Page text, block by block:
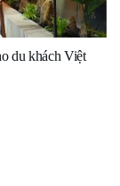
du khách Việt